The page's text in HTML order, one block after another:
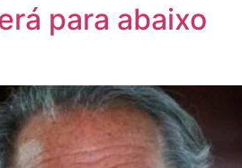
para abaixo